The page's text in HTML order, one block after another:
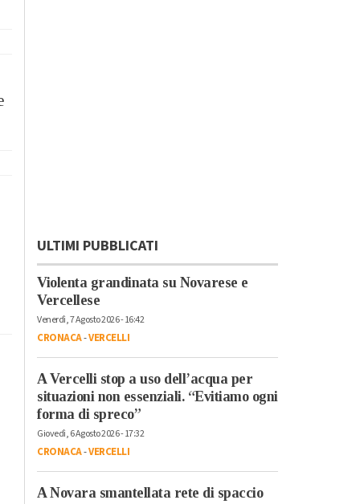
ULTIMI PUBBLICATI
Violenta grandinata su Novarese e
Vercellese
Venerdì, 7 Agosto 2026 - 16:42
CRONACA-VERCELLI
A Vercelli stop a uso dell’acqua per
situazioni non essenziali. “Evitiamo ogni
forma di spreco”
Giovedì, 6 Agosto 2026 - 17:32
CRONACA-VERCELLI
A Novara smantellata rete di spaccio